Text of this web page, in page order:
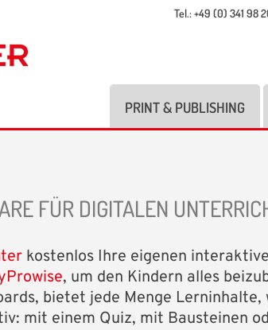
Tel.: +49 (0) 341 98
PRINT & PUBLISHING
FÜR DIGITALEN
kostenlos Ihre eigenen
, um den Kindern alles
bietet jede Menge Lerninhalte,
mit einem Quiz, mit Bausteinen